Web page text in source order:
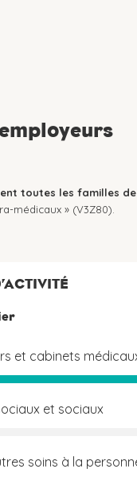
toutes les familles
médicaux » (V3Z80).
et cabinets
et sociaux
soins à la